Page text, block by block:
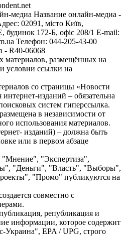
медиа Название онлайн-медиа -
02091, місто Київ,
172-Б, офіс 208/1 E-mail:
Телефон: 044-205-43-00
- R40-06068
материалов, размещённых на
условии ссылки на
со страницы «Новости
изданий – обязательна
систем гиперссылка.
в независимости от
использования материалов.
изданий) – должна быть
или в первом абзаце
"Мнение", "Экспертиза",
"Деньги", "Власть", "Выборы",
"Промо" публикуются на
совместно с
републикация и
информации, которое содержит
Украина", EPA / UPG, строго